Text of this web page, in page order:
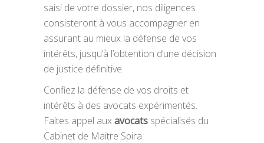
saisi de votre dossier, nos diligences
consisteront à vous accompagner en
assurant au mieux la défense de vos
intérêts, jusqu’à l’obtention d’une décision
de justice définitive.
Confiez la défense de vos droits et
intérêts à des avocats expérimentés.
Faites appel auxavocats spécialisés du
Cabinet de Maitre Spira.